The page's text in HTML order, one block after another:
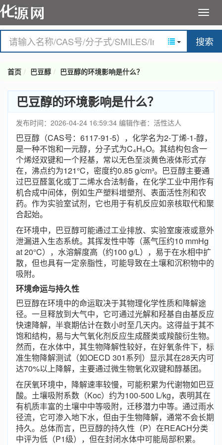
搜索
首页 巴豆醇 巴豆醇的环境影响是什么？
巴豆醇的环境影响是什么？
发布时间：2026-04-24 16:59:34 编辑作者：活性达人
巴豆醇（CAS号：6117-91-5），化学名为2-丁烯-1-醇，
是一种不饱和一元醇，分子式为C₄H₈O。其结构包含一
个烯烃双键和一个羟基，常以无色至淡黄色液体形式存
在，沸点约为121°C，密度约0.85 g/cm³。巴豆醇主要通
过巴豆醛氢化或丁二烯水合法制备，在化学工业中用作有
机合成中间体，例如生产塑料增塑剂、表面活性剂和农
药。作为实验室试剂，它也用于有机反应如亲核取代和聚
合起始。
在环境中，巴豆醇可能通过工业排放、实验室废液或意外
泄漏进入生态系统。其挥发性中等（蒸气压约10 mmHg
at 20°C），水溶解度高（约100 g/L），易于在水相中扩
散，但也具有一定亲脂性，可能导致在土壤和沉积物中的
吸附。
环境命运与持久性
巴豆醇在环境中的命运取决于其物理化学性质和降解途
径。一旦释放到大气中，它可通过光解和羟基自由基反应
快速降解，半衰期估计在数小时至几天内。这得益于其不
饱和结构，易与大气氧化剂反应生成醛类或羧酸衍生物。
然而，在水体中，其生物降解性较好，在好氧条件下，标
准生物降解测试（如OECD 301系列）显示其在28天内可
达70%以上降解，主要通过微生物氧化双键和醇基团。
在厌氧环境中，降解速率较慢，可能积累为代谢物如巴豆
酸。土壤吸附系数（Koc）约为100-500 L/kg，表明其在
有机质丰富的土壤中中等吸附，迁移潜力中等。通过雨水
径流，它可渗入地下水，但由于生物降解，通常不会长期
持久。总体而言，巴豆醇的持久性（P）在REACH分类
中评为低（P1级），但在封闭水体中可能局部积累。